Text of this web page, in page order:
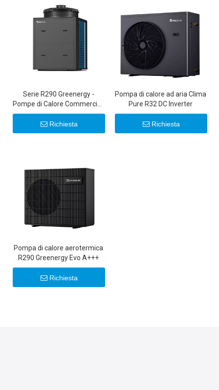
Serie R290 Greenergy -
Pompe di Calore Commerciali
Inverter da 50KW/100KW
Richiesta
Pompa di calore ad aria Clima
Pure R32 DC Inverter
Richiesta
Pompa di calore aerotermica
R290 Greenergy Evo A+++
Richiesta